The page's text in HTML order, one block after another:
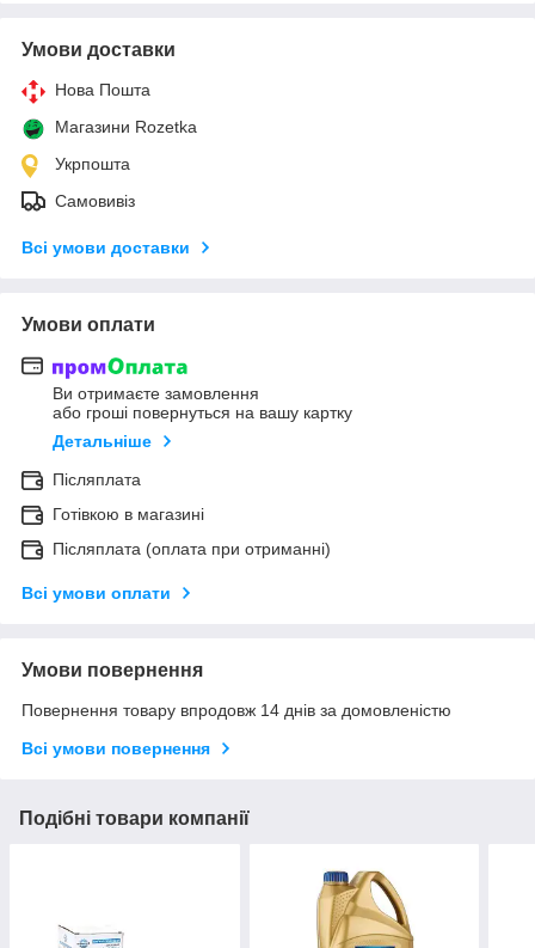
Умови доставки
Нова Пошта
Магазини Rozetka
Укрпошта
Самовивіз
Всі умови доставки
Умови оплати
Ви отримаєте замовлення
або гроші повернуться на вашу картку
Детальніше
Післяплата
Готівкою в магазині
Післяплата (оплата при отриманні)
Всі умови оплати
Умови повернення
Повернення товару впродовж 14 днів за домовленістю
Всі умови повернення
Подібні товари компанії